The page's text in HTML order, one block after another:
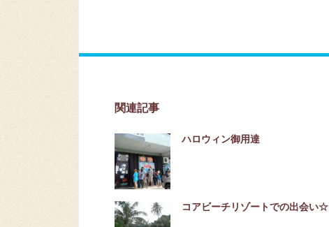
関連記事
ハロウィン御用達
コアビーチリゾートでの出会い☆